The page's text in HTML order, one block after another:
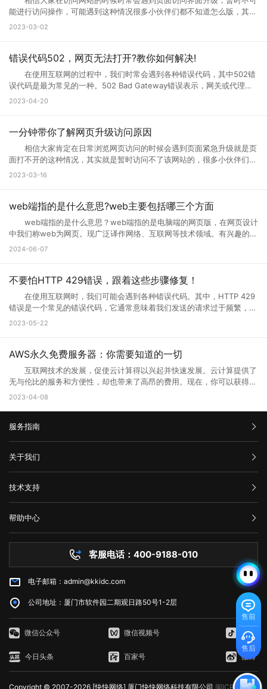
能进行访问操作，可能遇到这种情况很多小伙伴们都不知道怎么版，其实
互联网网页在正常使用过程中是不会出现这种问题的。那么如果遇到页面
问页面，就是用户们正在访问的网页正在进行升级，暂时不可能进行访问
者们会通过升级访问提升网页的流畅度，让大家后续访问过程中更加顺
畅。这样上网就不会太卡了。 页面访问界面升级通知怎么设置出现页
面访问升级通知中，可以首先打开这个永久访问页面，然后点击升级按
钮，点击升级以后，网络就会自动的升级的，如果手机不会自动升级的
次，通过以上方式就可以打开需要访问的页面。 页面访问升级出
错? 有几个情况会导致这个现象出现： 1.你的网速过慢，网页代
码没有完全下载就运行了，导致不完整，当然就错误了。请刷新。 2.
器。 4.你的IE浏览器缓存出错，请右键点击桌面IE浏览器，选择属
性，在常规页面里，点击删除文件这个按钮，选择全部删除，并且点击删
分代码没有完全下载就提示浏览器完毕，导致错误。 你可以多刷新，或
者换一个网速比较好的时候访问(前提是这个网站是个大网站，不会出现
问题2) 6.qq空间目前在升级5.0版本，会出现一点小问题..请不用担
网站问题，也有可能只是网站正在升级，升级也是为了更好的保证用户访
问以及使用体验。当然也是为了安全性能，服务器软件功能会随着版本的
更新而提升。当现有的网站功能不能满足访问需求的时候也会及时升级提
2023-03-02
错误代码502，网页无法打开?教你如何解决!
在使用互联网的过程中，我们时常会遇到各种错误代码，其中502错
误代码是最为常见的一种。502 Bad Gateway错误表示，网关或代理服
务无法将请求发送到上游服务器。那么，错误代码502是什么意思?错误
到的响应无效或不完整。通常，这种情况发生在文件太大或处理速度太慢
被发送到它的代理服务器。如果代理服务器在尝试访问网站时无法从上游
服务器获取完整的响应，则会生成502错误代码。 502错误代码通常
是由代理服务器、网关或负载均衡器等设备导致的，而不是由您的计算机
或网络连接引起的。这意味着您只能为自己的网络连接做些有限的调整，
游服务器返回的响应无效或不完整 当请求通过代理服务器到达上游服
务器时，服务器有时会出现响应故障。这可能是因为服务器正在忙于处理
请求，或者因为出现其他问题造成了响应不完整。如果代理服务器无法从
未正确配置，则会导致出现502错误。如果代理服务器或网关未得到正确
配置，将无法正常地从上游服务器获取响应。 3、网络连接问题
果您的互联网连接出现问题或受到网络中断的干扰，则可能导致您的请求
无法成功连接到代理服务器或网关，这会导致错误代码502的出现。
三、如何解决错误代码502 1、刷新页面 首先尝试刷新网页。因
您的网络连接是否正常。您可以尝试与其他网站进行通信，以确定问题是
否出现在本地网络连接中。如果您的其他网站可以工作，但一个特定的网
站不起作用，那么很可能是这个网站出现了502错误。 3、清除浏览
使用其他网络连接 尝试切换到其他网络连接，例如在使用Wi-Fi时尝
试使用移动数据。通过使用其他网络连接，您可以确定是否存在网络连接
需要联系网站管理员寻求帮助。他们可以告诉您更多关于错误代码502的
信息，并提供解决方法。 在互联网时代，我们经常会遇到502错误代
码。这意味着请求未能正确连接到上游服务器，通常是由代理服务器、网
关或网络连接问题引起的。为了解决这个问题，我们可以尝试刷新网页、
检查网络连接、清除浏览器缓存、暂时使用其他网络连接或联系网站管理
员。希望本文能帮助您了解并解决错误代码502问题。
2023-04-20
一分钟带你了解网页升级访问原因
相信大家肯定在日常浏览网页访问的时候会遇到页面紧急升级就是页
面打不开的这种情况，其实就是暂时访问不了该网站的，很多小伙伴们搞
不清楚网页升级访问是什么意思，也不知道网页升级访问原因?其实这种
小编一起来详细了解下吧! 网页升级访问是什么意思? 所谓的网页
问等操作，一般来说互联网的网页使用过程中会出现各种问题的，网页建
设者们会通过升级访问提升网页的流畅度，让大家后续访问过程中更加顺
畅。 网页升级访问升级原因 1、 每个网站的站长都是希望把自己
的网站做大做强的，当网站的流量高了以后网站的后台服务器可能无法接
问网站。 2、 网站营运一段时间后，由于网络技术的发展以及网络服
务器环境的改变，原网页可能出现兼容性、功能与用户体验上的缺陷，为
了更长远的发展就需要升级访问页面了。 3、 现在的网络发展很快，
对于网站优化：网站进行META标记优化,W3C标准优化,搜索引擎优化等
合理优化操作，使网站在页面的布局、结构与内容方面都对用户与搜索引
站的安全与维护：页面安全方面的升级能有效的防止黑客入侵，造成网站
破坏，数据损坏，商业机密泄露，客户资料丢失等损失;页面升级对于内
容更新调整，网页X信息清理，网络速度提升等网站维护操作;定期检查企
数据被误删或遭病毒感染、黑客破坏后，通过技术手段尽力抢救，争取恢
复。 以上就是关于页面升级访问的原因以及解决方法全部内容，其实
很多网站都是需要升级优化的，为了的就是可以满足各种用户的需求，也
务器无法接纳新用户访问的时候，更需要及时进行页面访问升级，希望本
2023-03-16
web端指的是什么意思?web主要包括哪三个方面
web端指的是什么意思？web端指的是电脑端的网页版，在网页设计
中我们称web为网页。现广泛译作网络、互联网等技术领域。有兴趣的小
伙伴赶紧跟着小编一起学习下。 web端指的是什么意思？ “Web
各种类型的应用程序或服务，包括网页应用、在线商店、社交媒体平台、
Google Chrome、Mozilla Firefox、Microsoft Edge等）在用户的计算
机或移动设备上运行。Web端的优势之一是它的跨平台性，因为用户只需
要一个支持Web浏览器的设备即可访问和使用。 这意味着无论是在桌
面电脑、笔记本电脑、平板电脑还是智能手机上，只需打开浏览器并输入
本地应用程序，Web端的应用程序不需要在用户设备上安装，而是通过互
联网直接提供服务。这使得Web端应用程序的更新和维护更加方便，用户
可以享受到实时的功能更新和改进。 web主要包括哪三个方面？
构：指的是网页的骨架，即HTML代码，它定义了网页的基本结构和内
即CSS（级联样式表）的使用。CSS用于控制网页的布局、颜色、字体等
视觉效果，使网页看起来更加美观和吸引人。 行为：指的是网页与用
户交互的方式，即JavaScript的使用。JavaScript是一种脚本语言，它允
许网页对用户的操作做出响应，如点击按钮、滚动页面等，从而提供更加
丰富的交互体验。 这三个方面相互依赖，共同决定了Web的外观、功
能和用户体验。 web端指的是什么意思？看完文章就能清楚知道了，
2024-06-07
不要怕HTTP 429错误，跟着这些步骤修复！
在使用互联网时，我们可能会遇到各种错误代码。其中，HTTP 429
错误是一个常见的错误代码，它通常意味着我们发送的请求过于频繁，服
务器无法响应。那么你知道什么是HTTP 429错误?HTTP 429错误如何修
户端发送的请求次数过于频繁。这种错误通常发生在需要进行频繁请求的
返回一个状态码，用于表示请求的结果。HTTP 429错误对应的状态码是
429。当客户端发送的请求超过服务器限制时，服务器就会返回这个状态
码。 二、为什么会出现HTTP 429错误? HTTP 429错误通常是由
以下原因造成的： 1. 请求过于频繁：当客户端发送的请求过于频繁
时，服务器无法处理这么多请求，就会返回HTTP 429错误。 2. 服务
器限制：有些服务器为了防止恶意攻击，会设置一些限制，例如每秒钟只
允许发送一定数量的请求。如果客户端发送的请求超过了这个限制，服务
器就会返回HTTP 429错误。 3. 网络不稳定：如果网络不稳定，客户
取以下一些方法来修复： 1. 增加请求间隔时间：当客户端发送的请求
过于频繁时，可以增加请求间隔时间，减少请求的数量。 2. 减少请
量，以满足服务器的限制要求。 3. 检查API调用的频率：如果HTTP
429错误发生在API调用中，我们可以检查API调用的频率，是否超出了
API提供商的限制。 4. 检查网络连接：如果HTTP 429错误是由网络
不稳定引起的，我们可以检查网络连接是否正常，是否存在延迟或丢包现
象。 5. 使用CDN服务：CDN即内容分发网络，可以缓存静态资源，
减少请求次数，提高请求速度和稳定性。 6. 联系服务器管理员：如
果HTTP 429错误仍无法解决，我们可以联系服务器管理员，让其检查服
务器设置是否存在问题。 HTTP 429错误通常是由请求过于频繁、服
务器限制、网络不稳定等原因造成的。为了修复HTTP 429错误，我们可
以采取增加请求间隔时间、减少请求次数、检查API调用的频率、检查网
络连接、使用CDN服务等方法。如果以上方法无法解决HTTP 429错误，
2023-05-22
AWS永久免费服务器：你需要知道的一切
互联网技术的发展，促使云计算得以兴起并快速发展。云计算提供了
无与伦比的服务和方便性，却也带来了高昂的费用。现在，你可以获得一
些AWS永久免费服务器，使你能够在开发和测试新的应用程序时节省不少
Web Services)是亚马逊提供的一种基于云平台的服务。AWS永久免费计
计算服务。免费计划提供750个小时的EC2实例。 2. Amazon S3：
在AWS上创建和管理存储桶，对于不超过5GB的数据存储和处理是免费
的。 3. AWS Lambda：以事件驱动的方式在云中运行代码，免费计
计划提供每月25个WCU和25个RCU。 5. Amazon Glacier：用于非
免费的。 6. Amazon CloudFront：AWS的全球内容分发网络
(CDN)，免费计划为每个月50GB的数据传输提供免费流量。 7.
Amazon Machine Learning：一种基于云的机器学习服务，在免费计划
中提供每月10,000个批处理预测。 8. Amazon RDS：AWS的关系型
数据库服务，免费计划实例持续使用750小时，每月获得20GB的备份存
储和10万条I/O请求数。 9. Amazon SES：简单邮件服务，用于发送
和接收电子邮件，AWS SES在免费计划中提供每月62,000封电子邮件发
送。 10. Amazon CloudWatch：AWS的监控服务，AWS
CloudWatch在免费计划中提供1个月内每个AWS账户$0.10的按需监
控。 如何使用AWS永久免费服务器 AWS提供的免费计划通常是
给新用户或者想要尝试AWS零成本的用户来使用。以EC2为例，我们将简
单介绍该服务的使用。 1. 注册AWS账户：在AWS官网注册一个账户
并使用AWS Free Tier即可开始使用免费计划。 2. 创建EC2实例：在
2023-04-08
售前
售后
服务指南
汇款信息
购买流程
服务条款
关于我们
公司介绍
举报中心
隐私声明
技术支持
网站备案
技术文档
帮助中心
服务器问题
市场资讯
客服电话：400-9188-010
电子邮箱：admin@kkidc.com
公司地址：厦门市软件园二期观日路50号1-2层
微信公众号 微信视频号 抖音
今日头条 百家号 微博
Copyright © 2007-2026 [快快网络] 厦门快快网络科技有限公司 闽ICP备